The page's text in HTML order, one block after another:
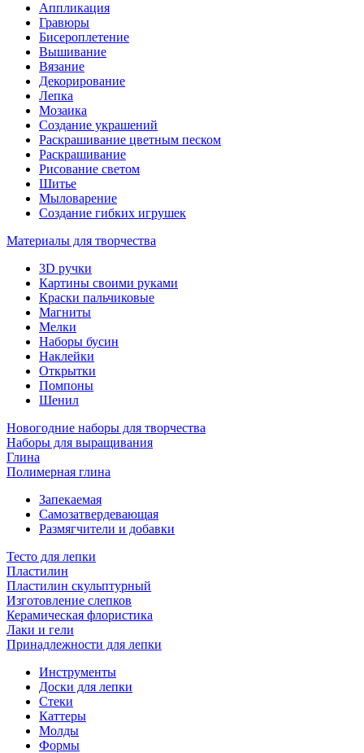
Аппликация
Гравюры
Бисероплетение
Вышивание
Вязание
Декорирование
Лепка
Мозаика
Создание украшений
Раскрашивание цветным песком
Раскрашивание
Рисование светом
Шитье
Мыловарение
Создание гибких игрушек
Материалы для творчества
3D ручки
Картины своими руками
Краски пальчиковые
Магниты
Мелки
Наборы бусин
Наклейки
Открытки
Помпоны
Шенил
Новогодние наборы для творчества
Наборы для выращивания
Глина
Полимерная глина
Запекаемая
Самозатвердевающая
Размягчители и добавки
Тесто для лепки
Пластилин
Пластилин скульптурный
Изготовление слепков
Керамическая флористика
Лаки и гели
Принадлежности для лепки
Инструменты
Доски для лепки
Стеки
Каттеры
Молды
Формы